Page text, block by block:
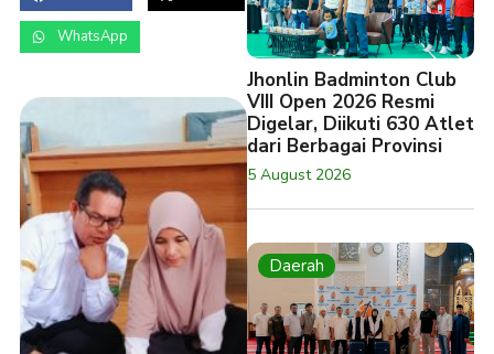
WhatsApp
Jhonlin Badminton Club
VIII Open 2026 Resmi
Digelar, Diikuti 630 Atlet
dari Berbagai Provinsi
5 August 2026
Daerah